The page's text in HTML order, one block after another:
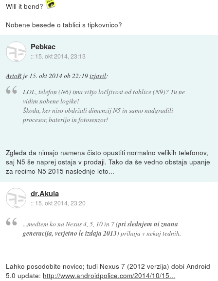
Will it bend?
Nobene besede o tablici s tipkovnico?
Pebkac
:: 15. okt 2014, 23:13
AvtoR je 15. okt 2014 ob 22:19izjavil:
LOL, telefon (N6) ima višjo ločljivost od tablice (N9)? Tu ne
vidim nobene logike!
Škoda, ker niso obdržali dimenzij N5 in samo nadgradili
procesor, baterijo in fotosenzor!
Zgleda da nimajo namena čisto opustiti normalno velikih telefonov,
saj N5 še naprej ostaja v prodaji. Tako da še vedno obstaja upanje
za recimo N5 2015 naslednje leto...
dr.Akula
:: 15. okt 2014, 23:20
...medtem ko na Nexus 4, 5, 10 in 7 (pri slednjem ni znana
generacija, verjetno le izdaja 2013) prihaja v nekaj tednih.
Lahko posodobite novico; tudi Nexus 7 (2012 verzija) dobi Android
5.0 update: http://www.androidpolice.com/2014/10/15...